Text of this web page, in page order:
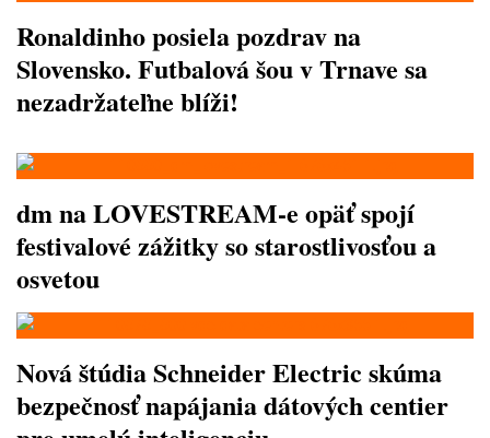
Ronaldinho posiela pozdrav na
Slovensko. Futbalová šou v Trnave sa
nezadržateľne blíži!
dm na LOVESTREAM-e opäť spojí
festivalové zážitky so starostlivosťou a
osvetou
Nová štúdia Schneider Electric skúma
bezpečnosť napájania dátových centier